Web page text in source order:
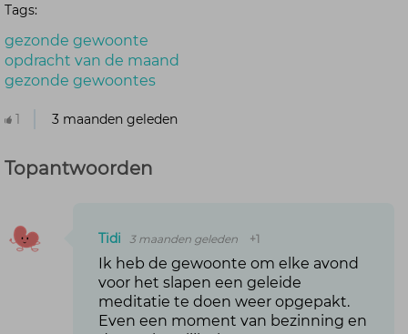
Tags:
gezonde gewoonte
opdracht van de maand
gezonde gewoontes
1 3 maanden geleden
Topantwoorden
Tidi 3 maanden geleden +1
Ik heb de gewoonte om elke avond
voor het slapen een geleide
meditatie te doen weer opgepakt.
Even een moment van bezinning en